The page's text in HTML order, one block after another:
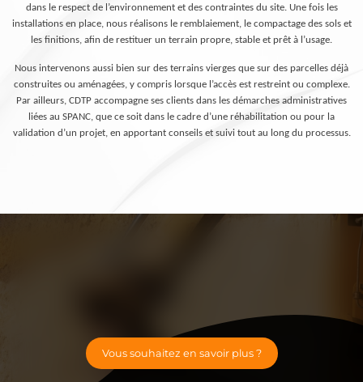
dans le respect de l’environnement et des contraintes du site. Une fois les
installations en place, nous réalisons le remblaiement, le compactage des sols et
les finitions, afin de restituer un terrain propre, stable et prêt à l’usage.
Nous intervenons aussi bien sur des terrains vierges que sur des parcelles déjà
construites ou aménagées, y compris lorsque l’accès est restreint ou complexe.
Par ailleurs, CDTP accompagne ses clients dans les démarches administratives
liées au SPANC, que ce soit dans le cadre d’une réhabilitation ou pour la
validation d’un projet, en apportant conseils et suivi tout au long du processus.
Vous souhaitez en savoir plus ?